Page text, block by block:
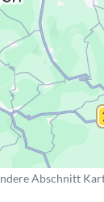
Abschnitt